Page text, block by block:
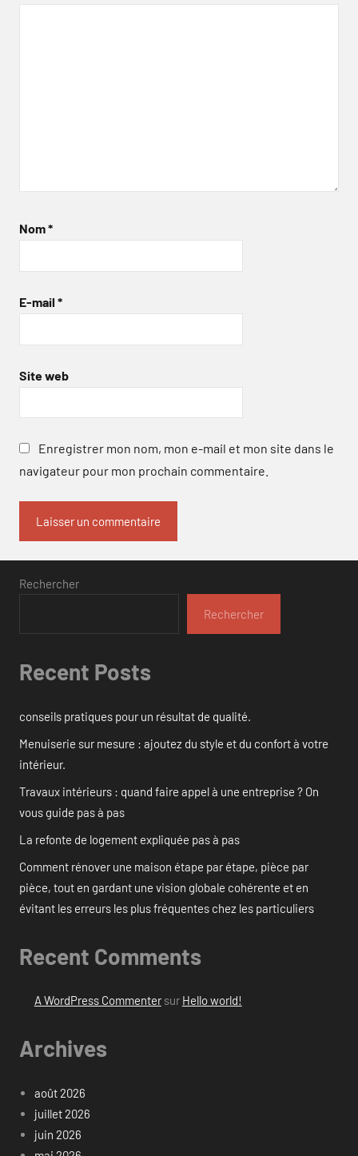
Nom*
E-mail *
Site web
Enregistrer mon nom, mon e-mail et mon site dans le
navigateur pour mon prochain commentaire.
Rechercher
Rechercher
Recent Posts
conseils pratiques pour un résultat de qualité.
Menuiserie sur mesure : ajoutez du style et du confort à votre
intérieur.
Travaux intérieurs : quand faire appel à une entreprise ? On
vous guide pas à pas
La refonte de logement expliquée pas à pas
Comment rénover une maison étape par étape, pièce par
pièce, tout en gardant une vision globale cohérente et en
évitant les erreurs les plus fréquentes chez les particuliers
Recent Comments
A WordPress Commentersur Hello world!
Archives
août 2026
juillet 2026
juin 2026